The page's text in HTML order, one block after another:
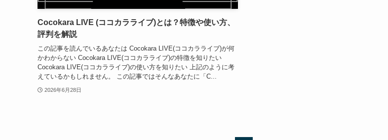
Cocokara LIVE (ココカラライブ)とは？特徴や使い方、
評判を解説
この記事を読んでいるあなたは Cocokara LIVE(ココカラライブ)が何
かわからない Cocokara LIVE(ココカラライブ)の特徴を知りたい
Cocokara LIVE(ココカラライブ)の使い方を知りたい 上記のように考
えているかもしれません。 この記事ではそんなあなたに「C...
2026年6月28日